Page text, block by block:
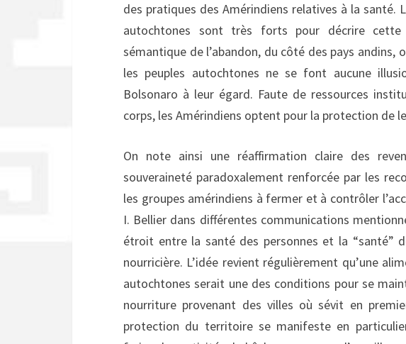
des pratiques des Amérindiens relatives à la santé.
autochtones sont très forts pour décrire
sémantique de l’abandon, du côté des pays andins,
les peuples autochtones ne se font aucune
Bolsonaro à leur égard. Faute de ressources
corps, les Amérindiens optent pour la protection de
On note ainsi une réaffirmation claire des
souveraineté paradoxalement renforcée par les
les groupes amérindiens à fermer et à contrôler
I. Bellier dans différentes communications
étroit entre la santé des personnes et la “santé”
nourricière. L’idée revient régulièrement qu’une
autochtones serait une des conditions pour se
nourriture provenant des villes où sévit en
protection du territoire se manifeste en